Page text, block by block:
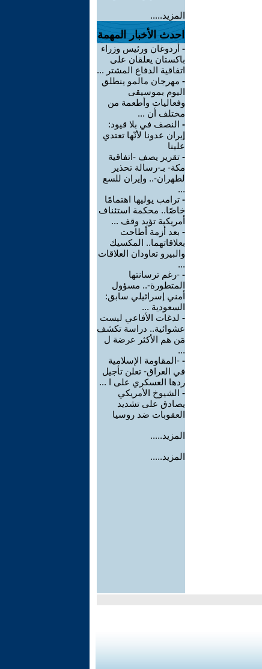
المزيد.....
احدث الأخبار المهمة
- أردوغان ورئيس وزراء
باكستان يعلقان على
اتفاقية الدفاع المشتر ...
- مهرجان مالمو ينطلق
اليوم بموسيقى
وفعاليات وأطعمة من
مختلف أن ...
- النصف في بلا قيود:
إيران عدونا لأنّها تعتدي
علينا
- تقرير يصف -اتفاقية
مكة- بـ-رسالة تحذير
لطهران-.. وإيران للسع
...
- ترامب يوليها اهتمامًا
خاصًا.. محكمة استئناف
أمريكية تؤيد وقف ...
- بعد أزمة أطاحت
بعلاقاتهما.. المكسيك
والبيرو تعاودان العلاقات
...
- -رغم ترسانتها
المتطورة-.. مسؤول
أمني إسرائيلي سابق:
السعودية ...
- لدغات الأفاعي ليست
عشوائية.. دراسة تكشف
مَن هم الأكثر عرضة ل
...
- -المقاومة الإسلامية
في العراق- تعلن تأجيل
ردها العسكري على ا ...
- الشيوخ الأمريكي
يصادق على تشديد
العقوبات ضد روسيا
المزيد.....
المزيد.....